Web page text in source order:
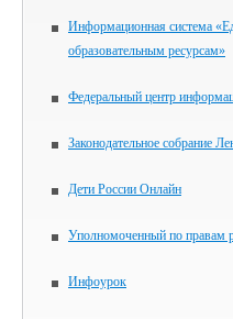
Информационная система
образовательным ресурсам»
Федеральный центр
Законодательное собрание
Дети России Онлайн
Уполномоченный по правам
Инфоурок